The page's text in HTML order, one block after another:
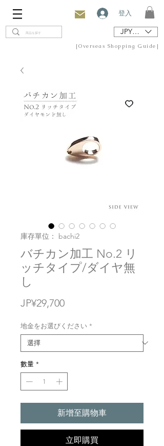
登入
JPY (¥)
[Overseas Shopping Guide]
庫存單位： bachi2
バチカン加工 No.2 リ
ッチタイプ/ダイヤ無
し
JP¥29,700價
地金をお選びください *
數量 *
新增至購物車
立即購買